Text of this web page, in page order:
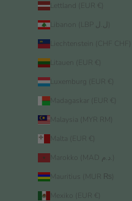
Lettland (EUR €)
Liechtenstein (CHF CHF)
Litauen (EUR €)
Luxemburg (EUR €)
Madagaskar (EUR €)
Malaysia (MYR RM)
Malta (EUR €)
Mauritius (MUR ₨)
Mexiko (EUR €)